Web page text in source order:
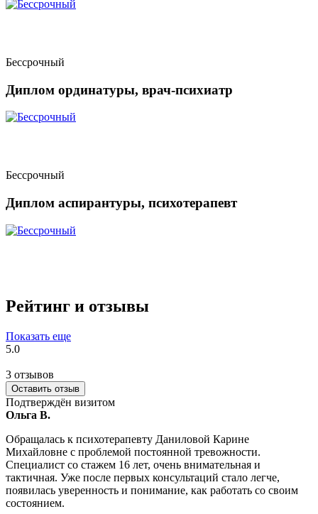
Бессрочный
Диплом ординатуры, врач-психиатр
Бессрочный
Диплом аспирантуры, психотерапевт
Рейтинг и отзывы
Показать еще
5.0
3 отзывов
Оставить отзыв
Подтверждён визитом
Ольга В.
Обращалась к психотерапевту Даниловой Карине
Михайловне с проблемой постоянной тревожности.
Специалист со стажем 16 лет, очень внимательная и
тактичная. Уже после первых консультаций стало легче,
появилась уверенность и понимание, как работать со своим
состоянием.